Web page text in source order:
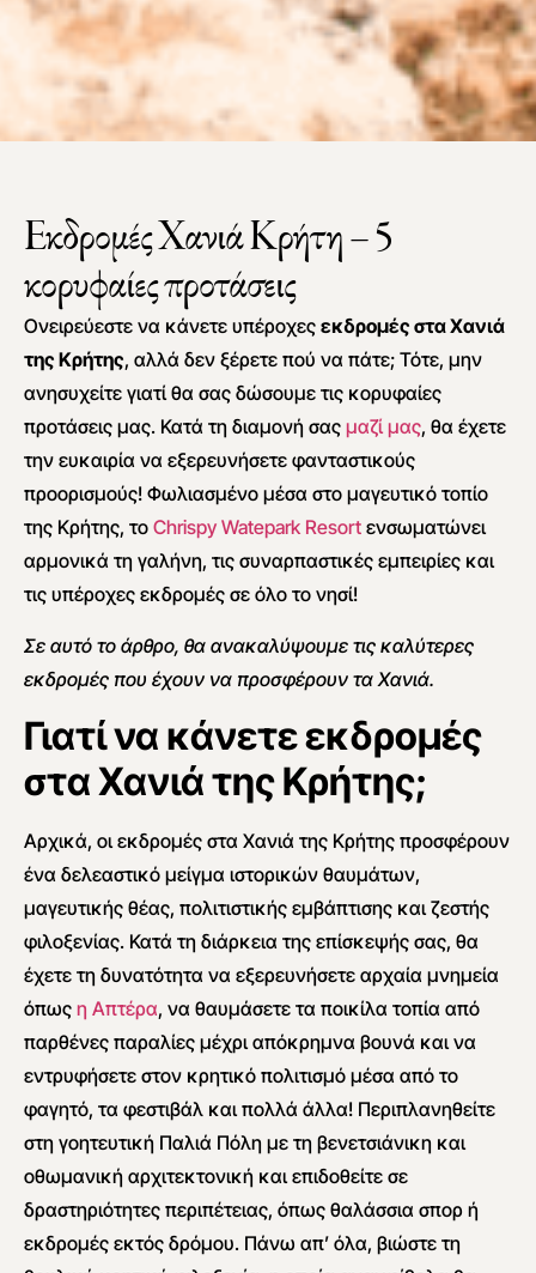
Εκδρομές Χανιά Κρήτη – 5
κορυφαίες προτάσεις
Ονειρεύεστε να κάνετε υπέροχες εκδρομές στα Χανιά
της Κρήτης, αλλά δεν ξέρετε πού να πάτε; Τότε, μην
ανησυχείτε γιατί θα σας δώσουμε τις κορυφαίες
προτάσεις μας. Κατά τη διαμονή σας μαζί μας, θα έχετε
την ευκαιρία να εξερευνήσετε φανταστικούς
προορισμούς! Φωλιασμένο μέσα στο μαγευτικό τοπίο
της Κρήτης, το Chrispy Watepark Resort ενσωματώνει
αρμονικά τη γαλήνη, τις συναρπαστικές εμπειρίες και
τις υπέροχες εκδρομές σε όλο το νησί!
Σε αυτό το άρθρο, θα ανακαλύψουμε τις καλύτερες
εκδρομές που έχουν να προσφέρουν τα Χανιά.
Γιατί να κάνετε εκδρομές
στα Χανιά της Κρήτης;
Αρχικά, οι εκδρομές στα Χανιά της Κρήτης προσφέρουν
ένα δελεαστικό μείγμα ιστορικών θαυμάτων,
μαγευτικής θέας, πολιτιστικής εμβάπτισης και ζεστής
φιλοξενίας. Κατά τη διάρκεια της επίσκεψής σας, θα
έχετε τη δυνατότητα να εξερευνήσετε αρχαία μνημεία
όπως η Απτέρα, να θαυμάσετε τα ποικίλα τοπία από
παρθένες παραλίες μέχρι απόκρημνα βουνά και να
εντρυφήσετε στον κρητικό πολιτισμό μέσα από το
φαγητό, τα φεστιβάλ και πολλά άλλα! Περιπλανηθείτε
στη γοητευτική Παλιά Πόλη με τη βενετσιάνικη και
οθωμανική αρχιτεκτονική και επιδοθείτε σε
δραστηριότητες περιπέτειας, όπως θαλάσσια σπορ ή
εκδρομές εκτός δρόμου. Πάνω απ’ όλα, βιώστε τη